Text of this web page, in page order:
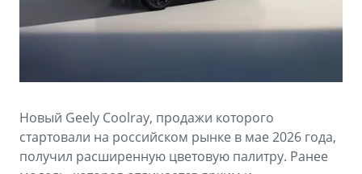
Автокредит
Расчет КАСКО
Страхование
Советы по эксплуатации
Спецпредложения
ПОДДЕРЖКА
Помощь на дорогах
Гарантия Geely
Новый Geely Coolray, продажи которого
стартовали на российском рынке в мае 2026 года,
получил расширенную цветовую палитру. Ранее